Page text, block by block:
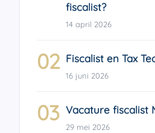
fiscalist?
14 april 2026
02 Fiscalist en Tax
16 juni 2026
03 Vacature fiscalist
29 mei 2026